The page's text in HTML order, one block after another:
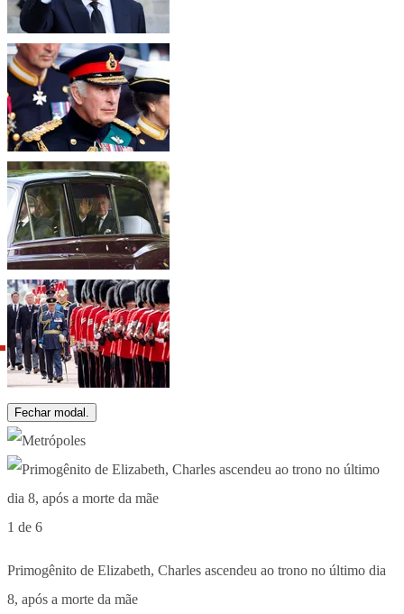
Fechar modal.
1 de 6
Primogênito de Elizabeth, Charles ascendeu ao trono no último dia
8, após a morte da mãe